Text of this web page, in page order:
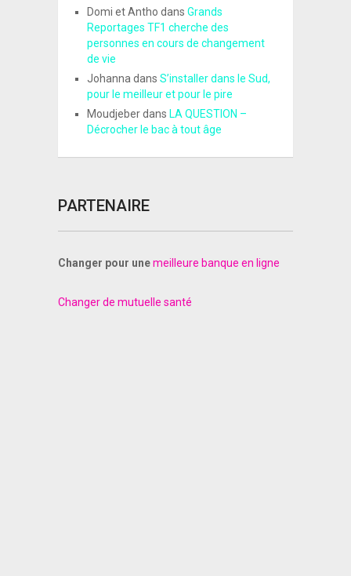
Domi et Antho dans Grands
Reportages TF1 cherche des
personnes en cours de changement
de vie
Johannadans S’installer dans le Sud,
pour le meilleur et pour le pire
Moudjeberdans LA QUESTION –
Décrocher le bac à tout âge
PARTENAIRE
Changer pour unemeilleure banque en ligne
Changer de mutuelle santé